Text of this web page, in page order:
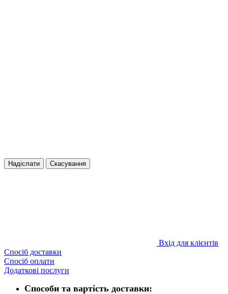
Надіслати Скасування
Вхід для клієнтів
Спосіб доставки
Спосіб оплати
Додаткові послуги
Способи та вартість доставки: